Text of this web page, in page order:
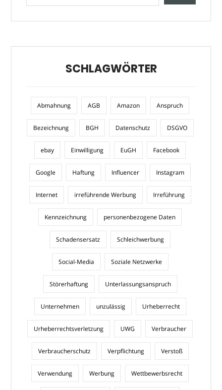
SCHLAGWÖRTER
Abmahnung AGB Amazon Anspruch
Bezeichnung BGH Datenschutz DSGVO
ebay Einwilligung EuGH Facebook
Google Haftung Influencer Instagram
Internet irreführende Werbung Irreführung
Kennzeichnung personenbezogene Daten
Schadensersatz Schleichwerbung
Social-Media Soziale Netzwerke
Störerhaftung Unterlassungsanspruch
Unternehmen unzulässig Urheberrecht
Urheberrechtsverletzung UWG Verbraucher
Verbraucherschutz Verpflichtung Verstoß
Verwendung Werbung Wettbewerbsrecht